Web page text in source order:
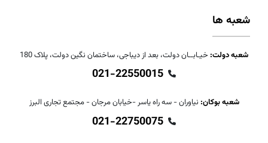
شعبه ها
شعبه دولت: خیـابــان دولت، بعد از دیباجی، ساختمان نگین دولت، پلاک 180
021-22550015
شعبه بوکان: نیاوران - سه راه یاسر -خیابان مرجان - مجتمع تجاری البرز
021-22750075